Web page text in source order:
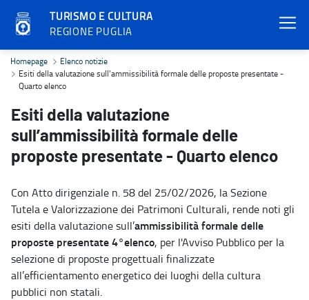
TURISMO E CULTURA
REGIONE PUGLIA
Esiti della valutazione sull’ammissibilità formale delle proposte
Homepage
Elenco notizie
Esiti della valutazione sull’ammissibilità formale delle proposte presentate -
Quarto elenco
Esiti della valutazione
sull’ammissibilità formale delle
proposte presentate - Quarto elenco
Con Atto dirigenziale n. 58 del 25/02/2026, la Sezione
Tutela e Valorizzazione dei Patrimoni Culturali, rende noti gli
esiti della valutazione sull’ammissibilità formale delle
proposte presentate 4°elenco, per l'Avviso Pubblico per la
selezione di proposte progettuali finalizzate
all’efficientamento energetico dei luoghi della cultura
pubblici non statali.